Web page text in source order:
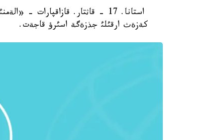
كةزةث ارقئلئ جذزةگة اسئرؤ قاجةت.